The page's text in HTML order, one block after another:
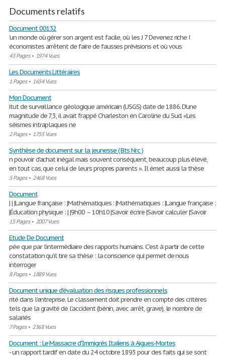
Documents relatifs
Document 00132
’un monde où gérer son argent est facile, où les J 7 Devenez riche !
économistes arrêtent de faire de fausses prévisions et où vous
43 Pages• 1974 Vues
Les Documents Littéraires
1 Pages• 1654 Vues
Mon Document
itut de surveillance géologique américain (USGS) date de 1886. D'une
magnitude de 7,3, il avait frappé Charleston en Caroline du Sud. «Les
séismes intraplaques ne
2 Pages• 1755 Vues
Synthèse de document sur la jeunesse ( Bts Nrc )
n pouvoir d’achat inégal mais souvent conséquent, beaucoup plus élevé,
en tout cas, que celui de leurs propres parents ». Il émet aussi la thèse
5 Pages• 2468 Vues
Document
| | |Langue française : |Mathématiques : |Mathématiques : |Langue française :
|Éducation physique : | |9h00 – 10h10 |Savoir écrire |Savoir calculer |Savoir
15 Pages• 2007 Vues
Etude De Document
pée que par l’intermédiaire des rapports humains. C’est à partir de cette
constatation qu’il tire sa thèse : la conscience qui permet de nous
interroger
8 Pages• 1889 Vues
Document unique d’évaluation des risques professionnels
rité dans l’entreprise. Le classement doit prendre en compte des critères
tels que la gravité de l’accident (bénin, avec arrêt, grave), le nombre de
salariés
7 Pages• 2368 Vues
Document : Le Massacre d'Immigrés Italiens à Aigues-Mortes
- un rapport tardif en date du 24 octobre 1893 pour des faits qui se sont